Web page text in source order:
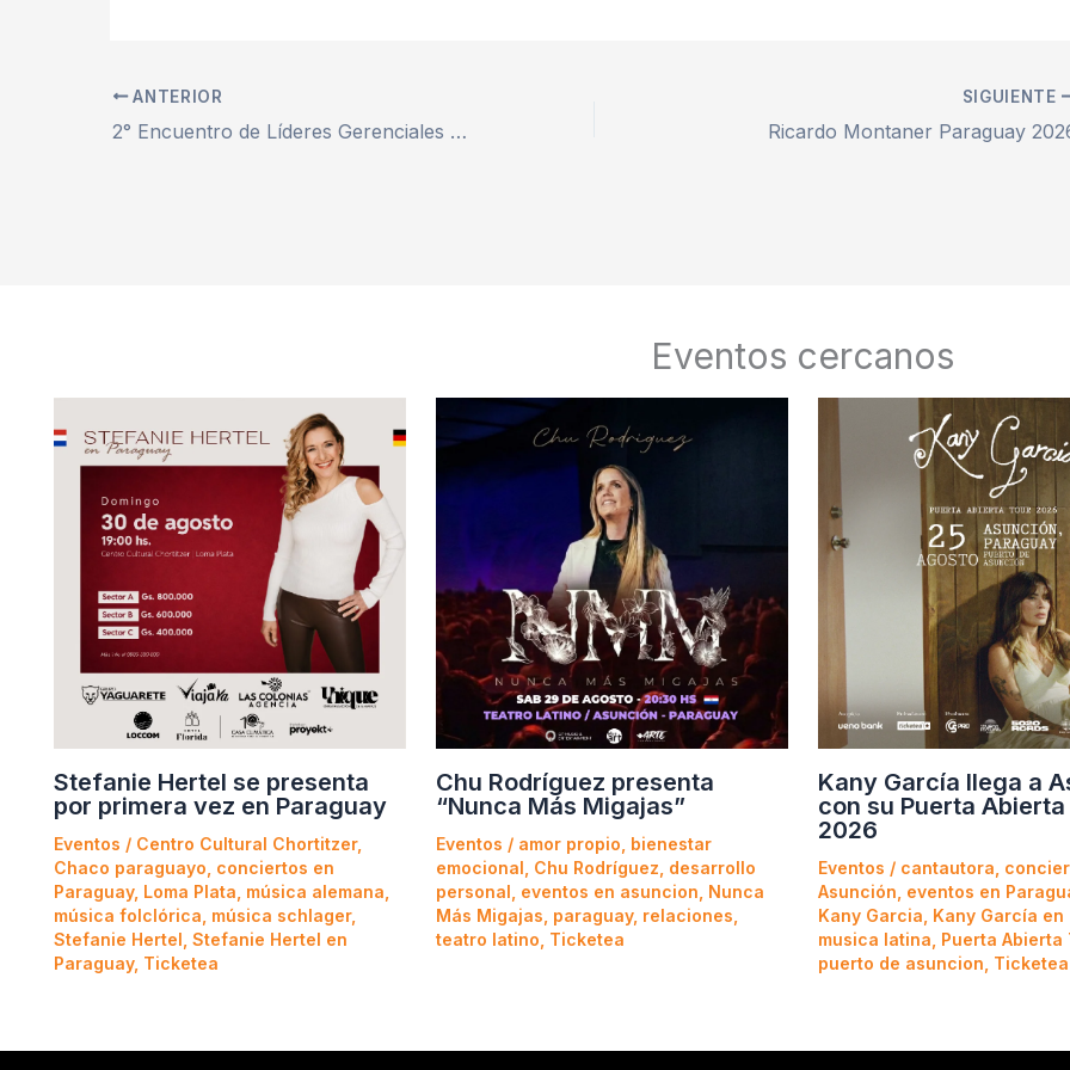
ANTERIOR
2° Encuentro de Líderes Gerenciales en Paraguay
SIGUIENTE
Ricardo Montaner Paraguay
Eventos cercanos
Stefanie Hertel se presenta
por primera vez en Paraguay
Eventos / Centro Cultural Chortitzer,
Chaco paraguayo conciertos en
Paraguay, Loma Plata música alemana
música folclórica música schlager,
Stefanie Hertel Stefanie Hertel en
Paraguay, Ticketea
Chu Rodríguez presenta
“Nunca Más Migajas”
Eventos / amor propio bienestar
emocional Chu Rodríguez desarrollo
personal eventos en asuncion Nunca
Más Migajas paraguay, relaciones
teatro latino Ticketea
Kany García llega a
con su Puerta Abierta
2026
Eventos / cantautora
Asunción eventos en
Kany Garcia Kany García en
musica latina Puerta Abierta
puerto de asuncion Ticketea